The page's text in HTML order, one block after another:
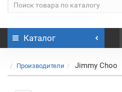
Каталог
Производители Jimmy Choo